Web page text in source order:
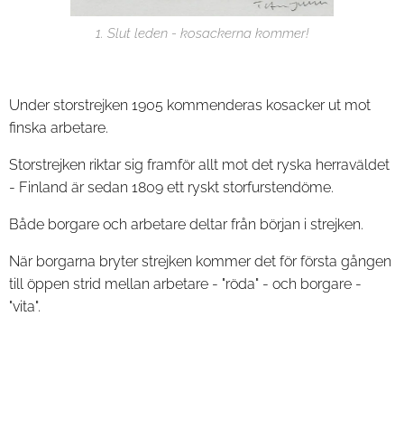
1. Slut leden - kosackerna kommer!
Under storstrejken 1905 kommenderas kosacker ut mot
finska arbetare.
Storstrejken riktar sig framför allt mot det ryska herraväldet
- Finland är sedan 1809 ett ryskt storfurstendöme.
Både borgare och arbetare deltar från början i strejken.
När borgarna bryter strejken kommer det för första gången
till öppen strid mellan arbetare - "röda" - och borgare -
"vita".